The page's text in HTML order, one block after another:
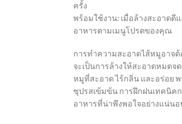
ครั้ง
พร้อมใช้งาน: เมื่อล้างสะอาด
อาหารตามเมนูโปรดของคุณ
การทำความสะอาดไส้หมูอาจ
จะเป็นการล้างให้สะอาดหมด
หมูที่สะอาด ไร้กลิ่น และอร่อย
ซุปรสเข้มข้น การฝึกฝนเทคนิค
อาหารที่น่าพึงพอใจอย่างแน่น